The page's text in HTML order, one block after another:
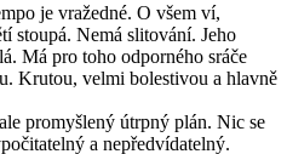
je vražedné. O všem ví,
stoupá. Nemá slitování. Jeho
Má pro toho odporného sráče
Krutou, velmi bolestivou a hlavně
promyšlený útrpný plán. Nic se
a nepředvídatelný.